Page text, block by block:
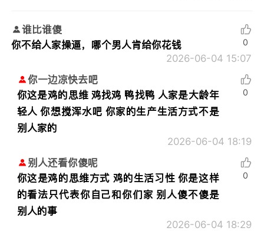
谁比谁傻
你不给人家操逼，哪个男人肯给你花钱
2026-06-04 15:07
0
你一边凉快去吧
你这是鸡的思维 鸡找鸡 鸭找鸭 人家是大龄年
轻人 你想搅浑水吧 你家的生产生活方式不是
别人家的
2026-06-04 18:19
0
别人还看你傻呢
你这是鸡的思维方式 鸡的生活习性 你是这样
的看法只代表你自己和你们家 别人傻不傻是
别人的事
2026-06-04 18:29
0